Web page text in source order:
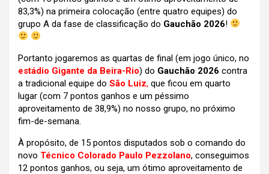
83,3%) na primeira colocação (entre quatro equipes) do
grupo A da fase de classificação do Gauchão 2026!
Portanto jogaremos as quartas de final (em jogo único, no
estádio Gigante da Beira-Rio) do Gauchão 2026 contra
a tradicional equipe do São Luiz, que ficou em quarto
lugar (com 7 pontos ganhos e um péssimo
aproveitamento de 38,9%) no nosso grupo, no próximo
fim-de-semana.
À propósito, de 15 pontos disputados sob o comando do
novo Técnico Colorado Paulo Pezzolano, conseguimos
12 pontos ganhos, ou seja, um ótimo aproveitamento de